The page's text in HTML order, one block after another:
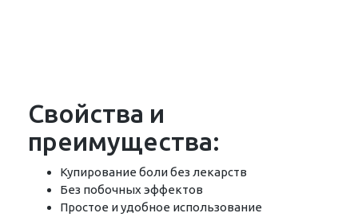
Свойства и
преимущества:
Купирование боли без лекарств
Без побочных эффектов
Простое и удобное использование